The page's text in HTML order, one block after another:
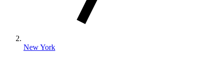
New York